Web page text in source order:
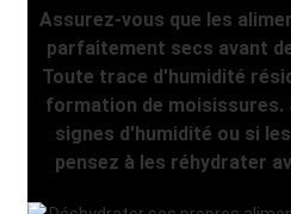
Assurez-vous que les
parfaitement secs avant
Toute trace d'humidité
formation de moisissures.
signes d'humidité ou si
pensez à les réhydrater